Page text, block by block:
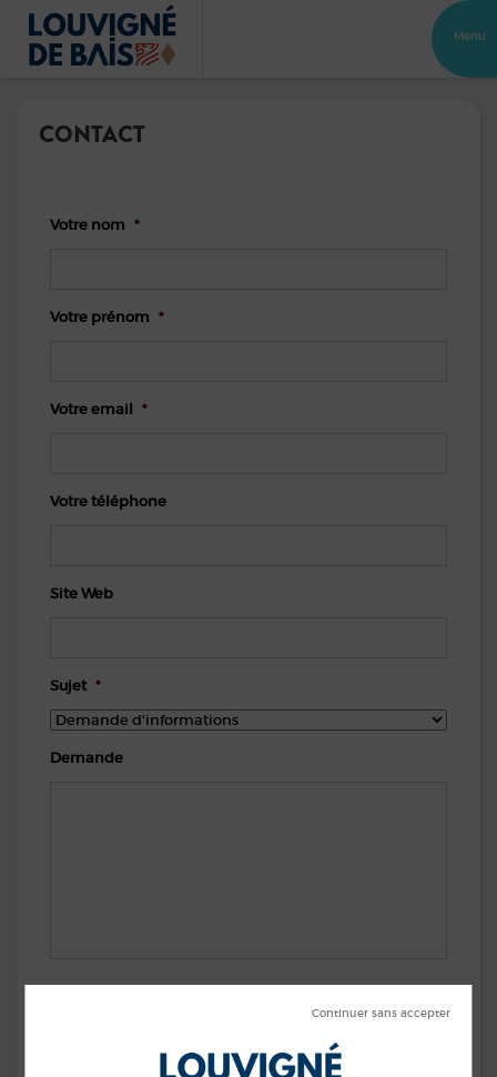
Menu
CONTACT
Votre nom *
Votre prénom *
Votre email *
Votre téléphone
Site Web
Sujet *
Demande